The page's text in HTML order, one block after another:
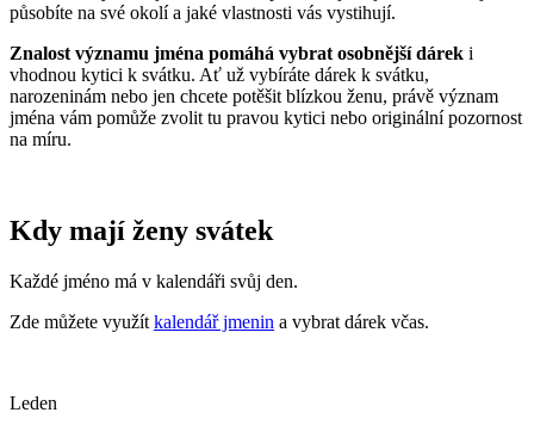
působíte na své okolí a jaké vlastnosti vás vystihují.
Znalost významu jména pomáhá vybrat osobnější dárek i
vhodnou kytici k svátku. Ať už vybíráte dárek k svátku,
narozeninám nebo jen chcete potěšit blízkou ženu, právě význam
jména vám pomůže zvolit tu pravou kytici nebo originální pozornost
na míru.
Kdy mají ženy svátek
Každé jméno má v kalendáři svůj den.
Zde můžete využít kalendář jmenin a vybrat dárek včas.
leden